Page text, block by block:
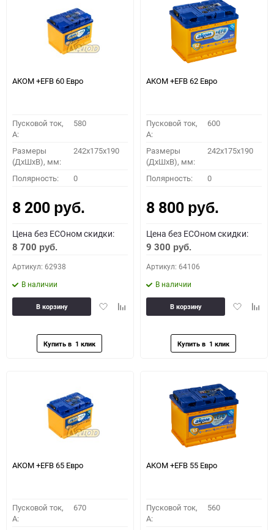
АКОМ +EFB 60 Евро
Пусковой ток,
A:
580
Размеры
(ДхШхВ), мм:
242x175x190
Полярность: 0
8 200 руб.
Цена без ECOном скидки:
8 700 руб.
Артикул: 62938
В наличии
ДобавитьДобавить
В корзину
АКОМ +EFB 62 Евро
Пусковой ток,
A:
600
Размеры
(ДхШхВ), мм:
242x175x190
Полярность: 0
8 800 руб.
Цена без ECOном скидки:
9 300 руб.
Артикул: 64106
В наличии
Добавить
В корзину
АКОМ +EFB 65 Евро
Пусковой ток,
A:
670
АКОМ +EFB 55 Евро
Пусковой ток,
A:
560